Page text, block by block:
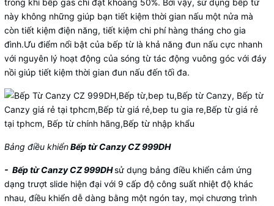
trong khi bếp gas chỉ đạt khoảng 50%. Bởi vậy, sử dụng bếp từ
này không những giúp bạn tiết kiệm thời gian nấu một nửa mà
còn tiết kiệm điện năng, tiết kiệm chi phí hàng tháng cho gia
đình.Ưu điểm nổi bật của bếp từ là khả năng đun nấu cực nhanh
với nguyên lý hoạt động của sóng từ tác động vuông góc với đáy
nồi giúp tiết kiệm thời gian đun nấu đến tối đa.
Bảng điều khiểnBếp từ Canzy CZ 999DH
- Bếp từ Canzy CZ 999DHsử dụng bảng điều khiển cảm ứng
dạng trượt slide hiện đại với 9 cấp độ công suất nhiệt độ khác
nhau, điều khiển dễ dàng bằng một ngón tay, mọi chương trình